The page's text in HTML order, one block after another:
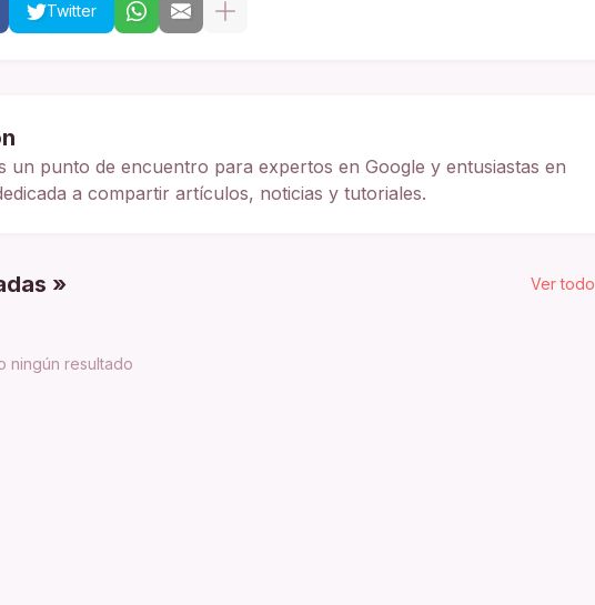
Twitter
un punto de encuentro para expertos en Google y entusiastas en
a compartir artículos, noticias y tutoriales.
» Ver todo
ningún resultado